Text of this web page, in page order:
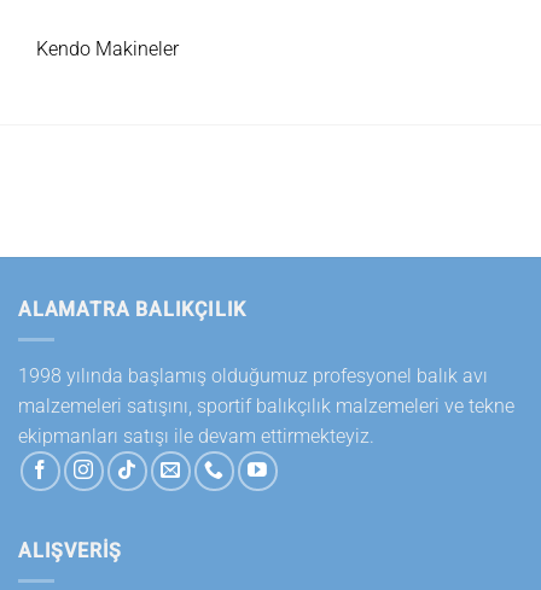
Kendo Makineler
ALAMATRA BALIKÇILIK
1998 yılında başlamış olduğumuz profesyonel balık avı
malzemeleri satışını, sportif balıkçılık malzemeleri ve tekne
ekipmanları satışı ile devam ettirmekteyiz.
ALIŞVERİŞ